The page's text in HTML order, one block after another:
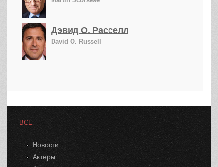
Дэвид О. Расселл
David O. Russell
ВСЕ
Новости
Актеры